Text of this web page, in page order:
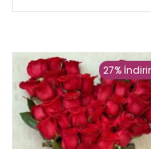
27%